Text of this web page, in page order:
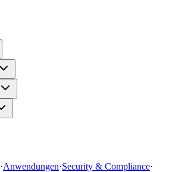
·Anwendungen·Security & Compliance·